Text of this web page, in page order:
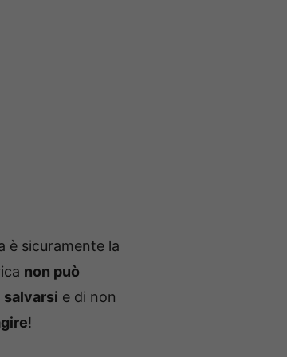
è sicuramente la
non può
salvarsi e di non
!